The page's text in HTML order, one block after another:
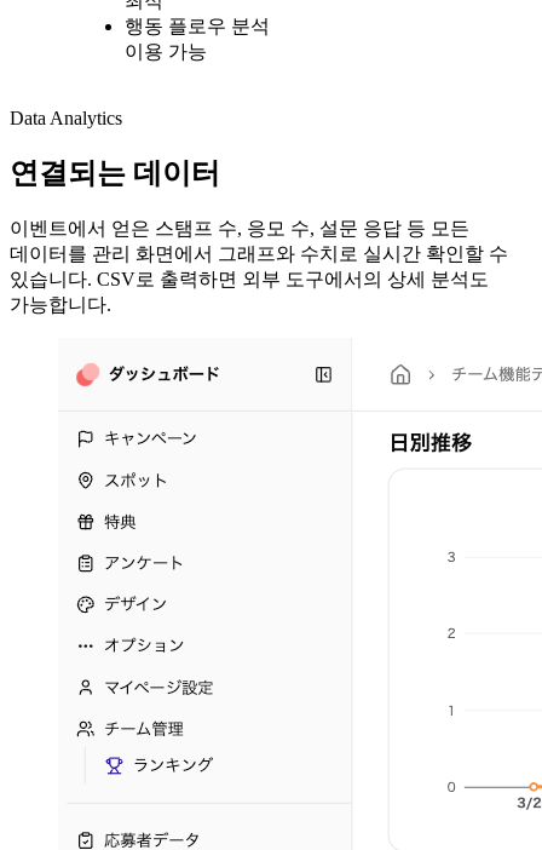
행동 플로우 분석
이용 가능
Data Analytics
연결되는 데이터
이벤트에서 얻은 스탬프 수, 응모 수, 설문 응답 등 모든
데이터를 관리 화면에서 그래프와 수치로 실시간 확인할 수
있습니다. CSV로 출력하면 외부 도구에서의 상세 분석도
가능합니다.